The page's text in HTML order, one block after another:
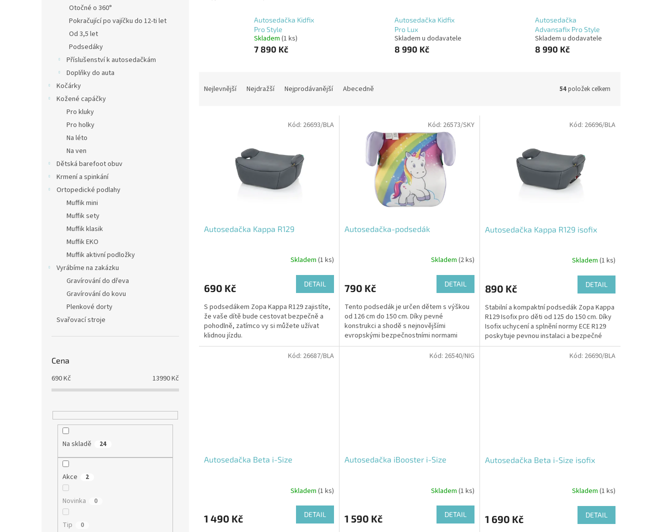
Otočné o 360°
Pokračující po vajíčku do 12-ti let
Od 3,5 let
Podsedáky
Příslušenství k autosedačkám
Doplňky do auta
Kočárky
Kožené capáčky
Pro kluky
Pro holky
Na léto
Na ven
Dětská barefoot obuv
Krmení a spinkání
Ortopedické podlahy
Muffik mini
Muffik sety
Muffik klasik
Muffik EKO
Muffik aktivní podložky
Vyrábíme na zakázku
Gravírování do dřeva
Gravírování do kovu
Plenkové dorty
Svařovací stroje
Cena
690Kč 13990Kč
Na skladě 24
Akce 2
Novinka 0
Tip 0
Autosedačka Kidfix
Pro Style
Skladem (1 ks)
7 890 Kč
Autosedačka Kidfix
Pro Lux
Skladem u dodavatele
8 990 Kč
Autosedačka
Advansafix Pro Style
Skladem u dodavatele
8 990 Kč
Nejlevnější Nejdražší Nejprodávanější Abecedně 54položek celkem
Autosedačka Kappa R129
Skladem (1 ks)
690 Kč DETAIL
S podsedákem Zopa Kappa R129 zajistíte,
že vaše dítě bude cestovat bezpečně a
pohodlně, zatímco vy si můžete užívat
klidnou jízdu.
Kód: 26693/BLA
Autosedačka-podsedák
Skladem (2 ks)
790 Kč DETAIL
Tento podsedák je určen dětem s výškou
od 126 cm do 150 cm. Díky pevné
konstrukci a shodě s nejnovějšími
evropskými bezpečnostními normami
ECE/UN Regulation No. 129 poskytuje...
Kód: 26573/SKY
Autosedačka Kappa R129 isofix
Skladem (1 ks)
890 Kč DETAIL
Stabilní a kompaktní podsedák Zopa Kappa
R129 Isofix pro děti od 125 do 150 cm. Díky
Isofix uchycení a splnění normy ECE R129
poskytuje pevnou instalaci a bezpečné
vedení pásu....
Kód: 26696/BLA
Autosedačka Beta i-Size
Skladem (1 ks)
1 490 Kč DETAIL
Kód: 26687/BLA
Autosedačka iBooster i-Size
Skladem (1 ks)
1 590 Kč DETAIL
Kód: 26540/NIG
Autosedačka Beta i-Size isofix
Skladem (1 ks)
1 690 Kč DETAIL
Kód: 26690/BLA